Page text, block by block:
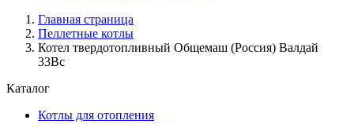
Главная страница
Пеллетные котлы
Котел твердотопливный Общемаш (Россия) Валдай
33Вс
Каталог
Котлы для отопления